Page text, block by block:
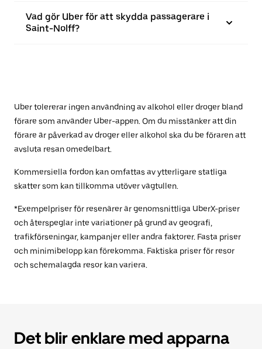
Vad gör Uber för att skydda passagerare i
Saint-Nolff?
Uber tolererar ingen användning av alkohol eller droger bland
förare som använder Uber-appen. Om du misstänker att din
förare är påverkad av droger eller alkohol ska du be föraren att
avsluta resan omedelbart.
Kommersiella fordon kan omfattas av ytterligare statliga
skatter som kan tillkomma utöver vägtullen.
*Exempelpriser för resenärer är genomsnittliga UberX-priser
och återspeglar inte variationer på grund av geografi,
trafikförseningar, kampanjer eller andra faktorer. Fasta priser
och minimibelopp kan förekomma. Faktiska priser för resor
och schemalagda resor kan variera.
Det blir enklare med apparna